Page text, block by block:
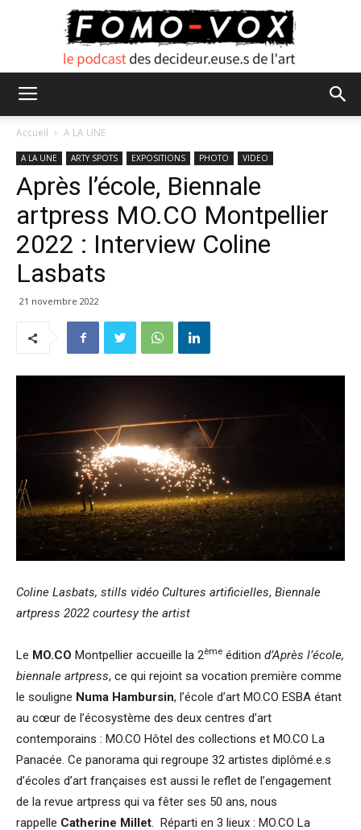
VOX
Accueil A LA UNE
A LA UNE ARTY SPOTS EXPOSITIONS PHOTO VIDEO
Après l’école, Biennale
artpress MO.CO Montpellier
2022 : Interview Coline
Lasbats
21 novembre 2022
Coline Lasbats, stills vidéo Cultures artificielles, Biennale
artpress 2022 courtesy the artist
Le MO.CO Montpellier accueille la 2ème édition d’Après l’école,
biennale artpress, ce qui rejoint sa vocation première comme
le souligne Numa Hambursin, l’école d’art MO.CO ESBA étant
au cœur de l’écosystème des deux centres d’art
contemporains : MO.CO Hôtel des collections et MO.CO La
Panacée. Ce panorama qui regroupe 32 artistes diplômé.e.s
d’écoles d’art françaises est aussi le reflet de l’engagement
de la revue artpress qui va fêter ses 50 ans, nous
rappelle Catherine Millet. Réparti en 3 lieux : MO.CO La